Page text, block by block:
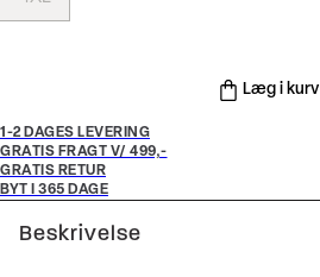
Læg i kurv
1-2 DAGES LEVERING
GRATIS FRAGT V/ 499,-
GRATIS RETUR
BYT I 365 DAGE
Beskrivelse